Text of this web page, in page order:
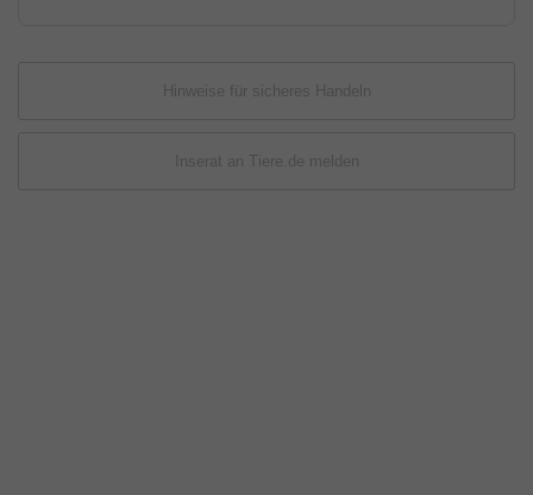
Hinweise für sicheres Handeln
Inserat an Tiere.de melden